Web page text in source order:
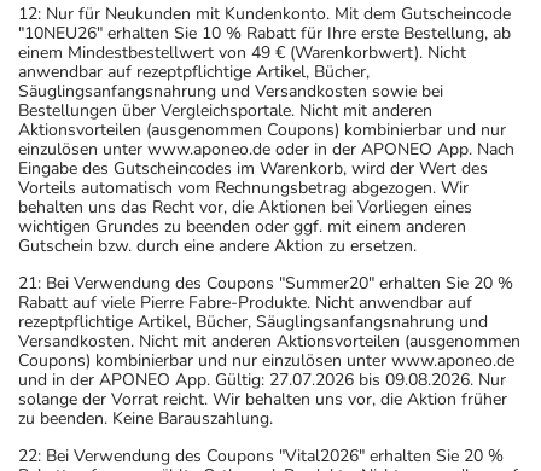
12: Nur für Neukunden mit Kundenkonto. Mit dem Gutscheincode
"10NEU26" erhalten Sie 10 % Rabatt für Ihre erste Bestellung, ab
einem Mindestbestellwert von 49 € (Warenkorbwert). Nicht
anwendbar auf rezeptpflichtige Artikel, Bücher,
Säuglingsanfangsnahrung und Versandkosten sowie bei
Bestellungen über Vergleichsportale. Nicht mit anderen
Aktionsvorteilen (ausgenommen Coupons) kombinierbar und nur
einzulösen unter www.aponeo.de oder in der APONEO App. Nach
Eingabe des Gutscheincodes im Warenkorb, wird der Wert des
Vorteils automatisch vom Rechnungsbetrag abgezogen. Wir
behalten uns das Recht vor, die Aktionen bei Vorliegen eines
wichtigen Grundes zu beenden oder ggf. mit einem anderen
Gutschein bzw. durch eine andere Aktion zu ersetzen.
21: Bei Verwendung des Coupons "Summer20" erhalten Sie 20 %
Rabatt auf viele Pierre Fabre-Produkte. Nicht anwendbar auf
rezeptpflichtige Artikel, Bücher, Säuglingsanfangsnahrung und
Versandkosten. Nicht mit anderen Aktionsvorteilen (ausgenommen
Coupons) kombinierbar und nur einzulösen unter www.aponeo.de
und in der APONEO App. Gültig: 27.07.2026 bis 09.08.2026. Nur
solange der Vorrat reicht. Wir behalten uns vor, die Aktion früher
zu beenden. Keine Barauszahlung.
22: Bei Verwendung des Coupons "Vital2026" erhalten Sie 20 %